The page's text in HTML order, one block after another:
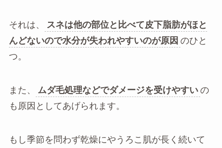
それは、
スネは他の部位と比べて皮下脂肪がほと
んどないので水分が失われやすいのが原因 のひと
つ。
また、 ムダ毛処理などでダメージを受けやすい の
も原因としてあげられます。
もし季節を問わず乾燥にやうろこ肌が長く続いて